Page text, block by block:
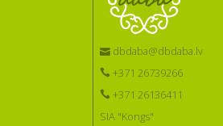
dbdaba@dbdaba.lv
+371 26739266
+371 26136411
SIA "Kongs"